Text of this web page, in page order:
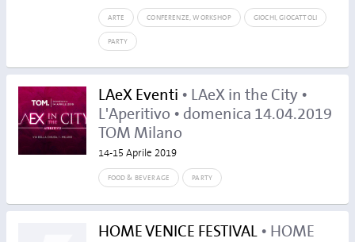
ARTE CONFERENZE, WORKSHOP GIOCHI, GIOCATTOLI
PARTY
LAeX Eventi • LAeX in the City •
L'Aperitivo • domenica 14.04.2019
TOM Milano
14-15 Aprile 2019
FOOD & BEVERAGE PARTY
HOME VENICE FESTIVAL• HOME